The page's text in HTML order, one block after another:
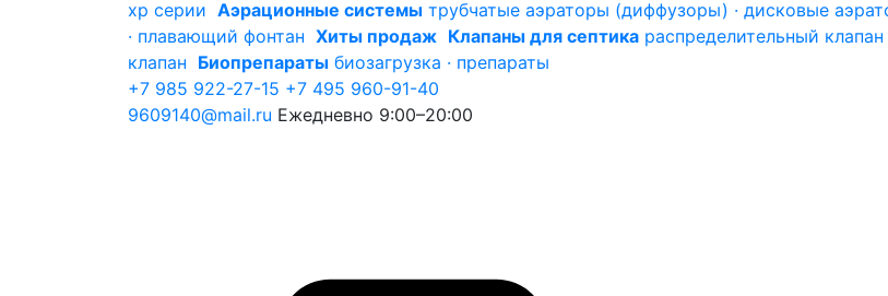
xp серии Аэрационные системы трубчатые аэраторы (диффузоры) · дисковые
· плавающий фонтан Хиты продаж Клапаны для септика распределительный
клапан Биопрепараты биозагрузка · препараты
+7 985 922-27-15 +7 495 960-91-40
9609140@mail.ru Ежедневно 9:00–20:00